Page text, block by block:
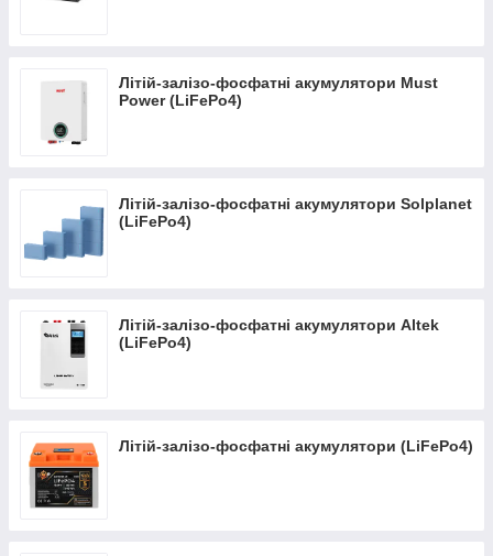
Каталог АКБ
Перевірені рішення від надійних
01
lifepo4 батареї, гелеві батареї і т.п.
Літій-залізо-фосфатні акумулятори Must
Power (LiFePo4)
Літій-залізо-фосфатні акумулятори Solplanet
(LiFePo4)
Літій-залізо-фосфатні акумулятори Altek
(LiFePo4)
Літій-залізо-фосфатні акумулятори (LiFePo4)